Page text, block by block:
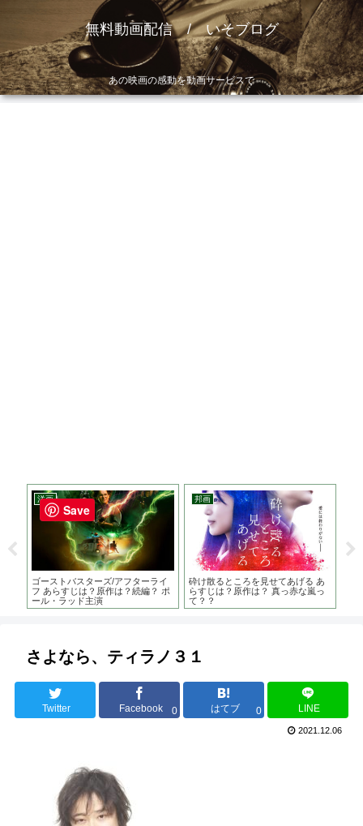
無料動画配信 / いそブログ
あの映画の感動を動画サービスで
洋画
ゴーストバスターズ/アフターライ
フ あらすじは？原作は？続編？ ポ
ール・ラッド主演
邦画
砕け散るところを見せてあげる あ
らすじは？原作は？ 真っ赤な嵐っ
て？？
さよなら、ティラノ３１
Twitter Facebook 0 はてブ 0 LINE
2021.12.06
Save